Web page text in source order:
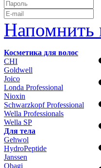
Напомнить
Косметика для волос
CHI
Goldwell
Joico
Londa Professional
Nioxin
Schwarzkopf Professional
Wella Professionals
Wella SP
Для тела
Gehwol
HydroPeptide
Janssen
Obagi